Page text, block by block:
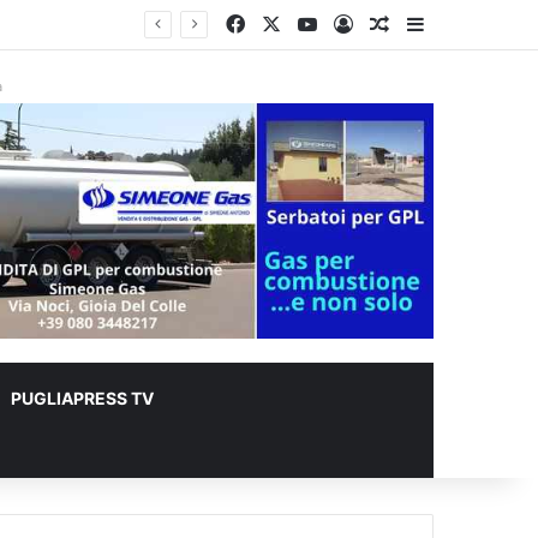
animali FacebookYou TubeAccediUn articolo a
PUGLIAPRESS TV